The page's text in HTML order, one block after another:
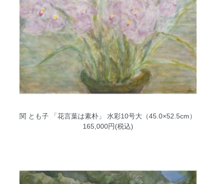
関 とも子 「花言葉は素朴」 水彩10号大（45.0×52.5cm）
165,000円(税込)